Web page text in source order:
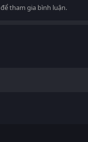
để tham gia bình luận.